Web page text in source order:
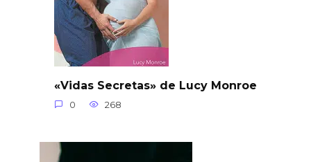
«Vidas Secretas» de Lucy Monroe
0 268